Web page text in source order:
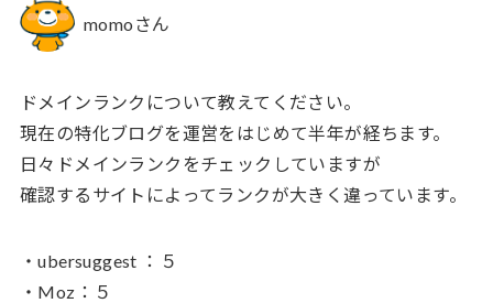
momoさん
ドメインランクについて教えてください。
現在の特化ブログを運営をはじめて半年が経ちます。
日々ドメインランクをチェックしていますが
確認するサイトによってランクが大きく違っています。
・ubersuggest ：５
・Moz：５